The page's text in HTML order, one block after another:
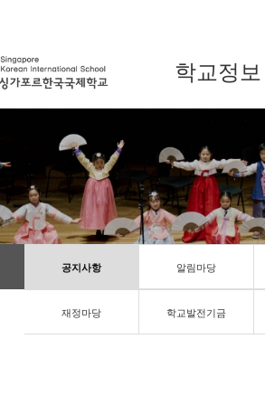
학교정보
공지사항 알림마당
재정마당 학교발전기금